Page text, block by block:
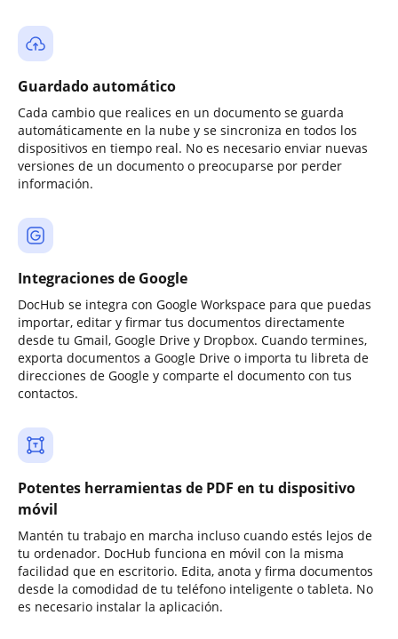
Guardado automático
Cada cambio que realices en un documento se guarda
automáticamente en la nube y se sincroniza en todos los
dispositivos en tiempo real. No es necesario enviar nuevas
versiones de un documento o preocuparse por perder
información.
Integraciones de Google
DocHub se integra con Google Workspace para que puedas
importar, editar y firmar tus documentos directamente
desde tu Gmail, Google Drive y Dropbox. Cuando termines,
exporta documentos a Google Drive o importa tu libreta de
direcciones de Google y comparte el documento con tus
contactos.
Potentes herramientas de PDF en tu dispositivo
móvil
Mantén tu trabajo en marcha incluso cuando estés lejos de
tu ordenador. DocHub funciona en móvil con la misma
facilidad que en escritorio. Edita, anota y firma documentos
desde la comodidad de tu teléfono inteligente o tableta. No
es necesario instalar la aplicación.